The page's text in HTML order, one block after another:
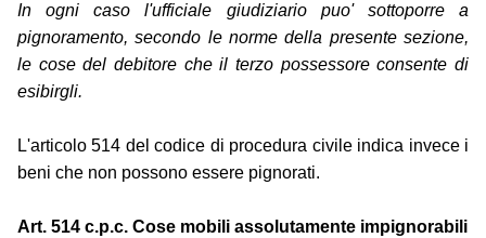
In ogni caso l'ufficiale giudiziario puo' sottoporre a
pignoramento, secondo le norme della presente sezione,
le cose del debitore che il terzo possessore consente di
esibirgli.
L'articolo 514 del codice di procedura civile indica invece i
beni che non possono essere pignorati.
Art. 514 c.p.c. Cose mobili assolutamente impignorabili